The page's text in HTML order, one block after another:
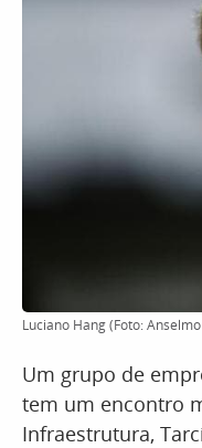
Luciano Hang (Foto:
Um grupo de
tem um encontro
Infraestrutura,